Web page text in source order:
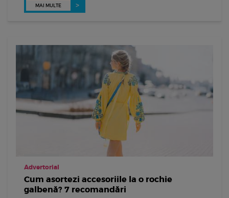
MAI MULTE
Advertorial
Cum asortezi accesoriile la o rochie
galbenă? 7 recomandări